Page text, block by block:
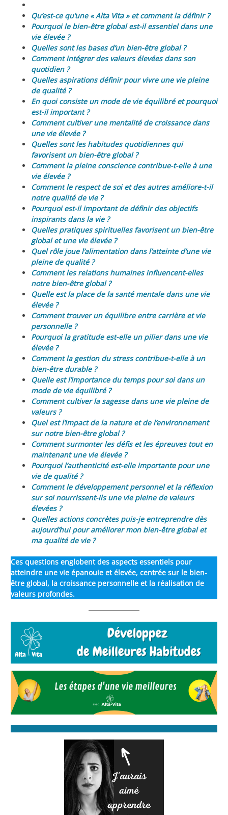
Qu’est-ce qu’une « Alta Vita » et comment la définir ?
Pourquoi le bien-être global est-il essentiel dans une
vie élevée ?
Quelles sont les bases d’un bien-être global ?
Comment intégrer des valeurs élevées dans son
quotidien ?
Quelles aspirations définir pour vivre une vie pleine
de qualité ?
En quoi consiste un mode de vie équilibré et pourquoi
est-il important ?
Comment cultiver une mentalité de croissance dans
une vie élevée ?
Quelles sont les habitudes quotidiennes qui
favorisent un bien-être global ?
Comment la pleine conscience contribue-t-elle à une
vie élevée ?
Comment le respect de soi et des autres améliore-t-il
notre qualité de vie ?
Pourquoi est-il important de définir des objectifs
inspirants dans la vie ?
Quelles pratiques spirituelles favorisent un bien-être
global et une vie élevée ?
Quel rôle joue l’alimentation dans l’atteinte d’une vie
pleine de qualité ?
Comment les relations humaines influencent-elles
notre bien-être global ?
Quelle est la place de la santé mentale dans une vie
élevée ?
Comment trouver un équilibre entre carrière et vie
personnelle ?
Pourquoi la gratitude est-elle un pilier dans une vie
élevée ?
Comment la gestion du stress contribue-t-elle à un
bien-être durable ?
Quelle est l’importance du temps pour soi dans un
mode de vie équilibré ?
Comment cultiver la sagesse dans une vie pleine de
valeurs ?
Quel est l’impact de la nature et de l’environnement
sur notre bien-être global ?
Comment surmonter les défis et les épreuves tout en
maintenant une vie élevée ?
Pourquoi l’authenticité est-elle importante pour une
vie de qualité ?
Comment le développement personnel et la réflexion
sur soi nourrissent-ils une vie pleine de valeurs
élevées ?
Quelles actions concrètes puis-je entreprendre dès
aujourd’hui pour améliorer mon bien-être global et
ma qualité de vie ?
Ces questions englobent des aspects essentiels pour
atteindre une vie épanouie et élevée, centrée sur le bien-
être global, la croissance personnelle et la réalisation de
valeurs profondes.